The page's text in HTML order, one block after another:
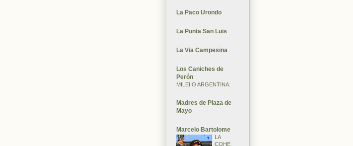
La Paco Urondo
La Punta San Luis
La Via Campesina
Los Caniches de
Perón
MILEI O ARGENTINA.
Madres de Plaza de
Mayo
Marcelo Bartolome
LA
COHE